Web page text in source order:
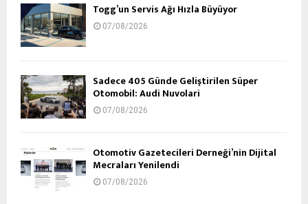
Togg’un Servis Ağı Hızla Büyüyor
07/08/2026
Sadece 405 Günde Geliştirilen Süper
Otomobil: Audi Nuvolari
07/08/2026
Otomotiv Gazetecileri Derneği’nin Dijital
Mecraları Yenilendi
07/08/2026